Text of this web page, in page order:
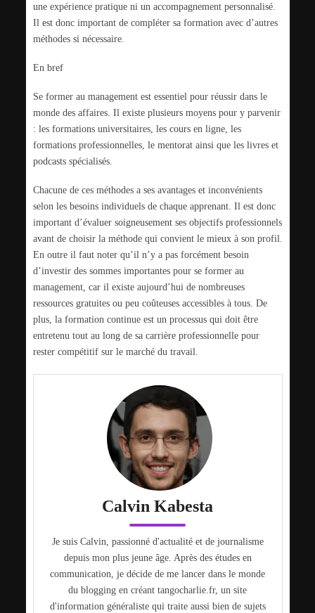
une expérience pratique ni un accompagnement personnalisé.
Il est donc important de compléter sa formation avec d’autres
méthodes si nécessaire.
En bref
Se former au management est essentiel pour réussir dans le
monde des affaires. Il existe plusieurs moyens pour y parvenir
: les formations universitaires, les cours en ligne, les
formations professionnelles, le mentorat ainsi que les livres et
podcasts spécialisés.
Chacune de ces méthodes a ses avantages et inconvénients
selon les besoins individuels de chaque apprenant. Il est donc
important d’évaluer soigneusement ses objectifs professionnels
avant de choisir la méthode qui convient le mieux à son profil.
En outre il faut noter qu’il n’y a pas forcément besoin
d’investir des sommes importantes pour se former au
management, car il existe aujourd’hui de nombreuses
ressources gratuites ou peu coûteuses accessibles à tous. De
plus, la formation continue est un processus qui doit être
entretenu tout au long de sa carrière professionnelle pour
rester compétitif sur le marché du travail.
Calvin Kabesta
Je suis Calvin, passionné d'actualité et de journalisme
depuis mon plus jeune âge. Après des études en
communication, je décide de me lancer dans le monde
du blogging en créant tangocharlie.fr, un site
d'information généraliste qui traite aussi bien de sujets